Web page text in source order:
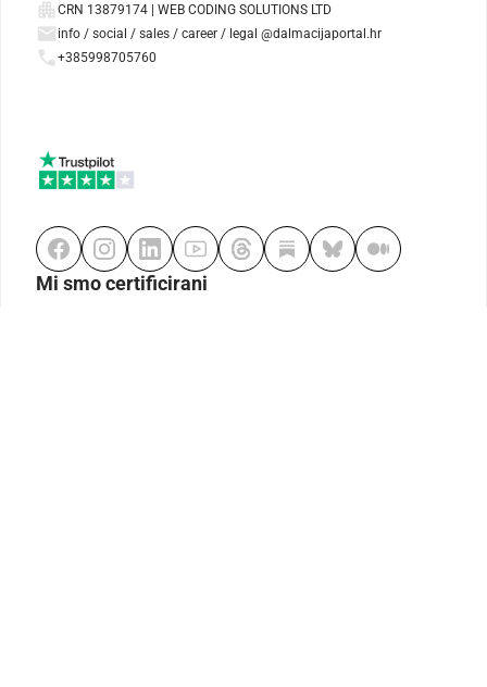
CRN 13879174 | WEB CODING SOLUTIONS LTD
info / social / sales / career / legal @dalmacijaportal.hr
+385998705760
Mi smo certificirani